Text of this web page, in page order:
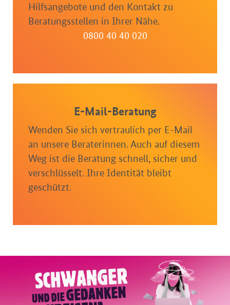
Hilfsangebote und den Kontakt zu
Beratungsstellen in Ihrer Nähe.
0800 40 40 020
E-Mail-Beratung
Wenden Sie sich vertraulich per E-Mail
an unsere Beraterinnen. Auch auf diesem
Weg ist die Beratung schnell, sicher und
verschlüsselt. Ihre Identität bleibt
geschützt.